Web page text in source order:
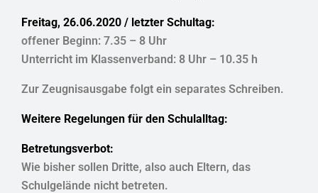
Freitag, 26.06.2020 / letzter Schultag:
offener Beginn: 7.35 – 8 Uhr
Unterricht im Klassenverband: 8 Uhr – 10.35 h
Zur Zeugnisausgabe folgt ein separates Schreiben.
Weitere Regelungen für den Schulalltag:
Betretungsverbot:
Wie bisher sollen Dritte, also auch Eltern, das
Schulgelände nicht betreten.